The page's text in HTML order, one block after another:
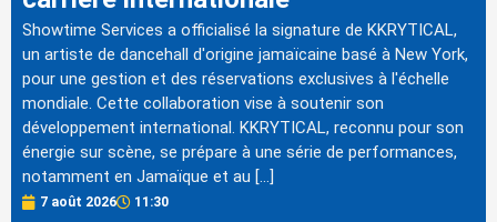
Showtime Services a officialisé la signature de KKRYTICAL,
un artiste de dancehall d'origine jamaïcaine basé à New York,
pour une gestion et des réservations exclusives à l'échelle
mondiale. Cette collaboration vise à soutenir son
développement international. KKRYTICAL, reconnu pour son
énergie sur scène, se prépare à une série de performances,
notamment en Jamaïque et au […]
7 août 2026 11:30